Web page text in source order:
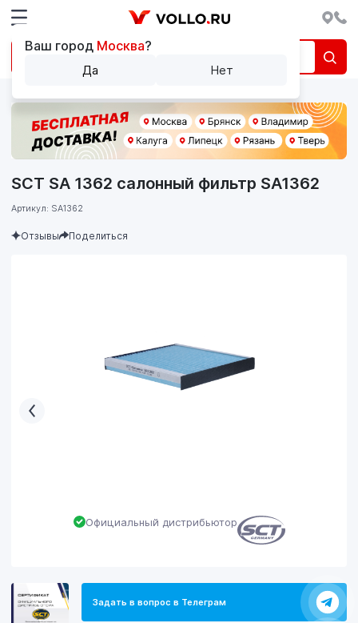
Официальный дистрибьютор
Задать в вопрос в Телеграм
SCT SA 1362 салонный фильтр SA1362
Артикул: SA1362
Отзывы Поделиться
Ваш город Москва?
Да Нет